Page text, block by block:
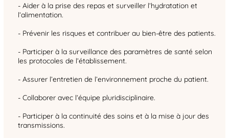
- Aider à la prise des repas et surveiller l’hydratation et
l’alimentation.
- Prévenir les risques et contribuer au bien-être des patients.
- Participer à la surveillance des paramètres de santé selon
les protocoles de l’établissement.
- Assurer l’entretien de l’environnement proche du patient.
- Collaborer avec l’équipe pluridisciplinaire.
- Participer à la continuité des soins et à la mise à jour des
transmissions.